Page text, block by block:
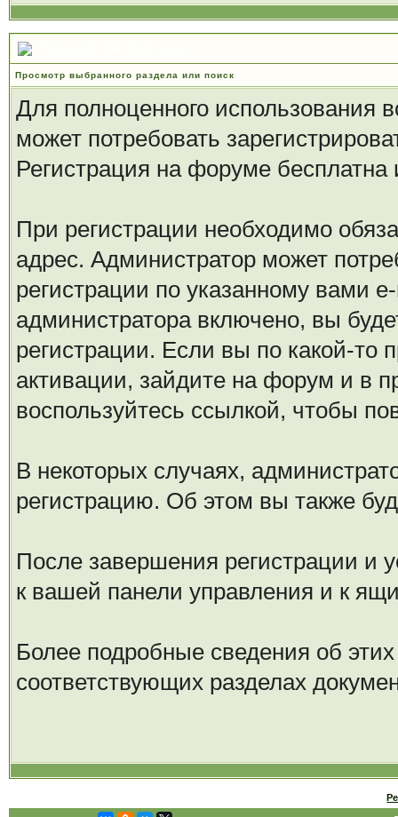
Просмотр выбранного раздела или поиск
Для полноценного использования
может потребовать
Регистрация на форуме
При регистрации необходимо
адрес. Администратор может
регистрации по указанному вами
администратора включено, вы
регистрации. Если вы по какой-то
активации, зайдите на форум и в
воспользуйтесь ссылкой, чтобы
В некоторых случаях,
регистрацию. Об этом вы также
После завершения регистрации и
к вашей панели управления и к
Более подробные сведения об
соответствующих разделах